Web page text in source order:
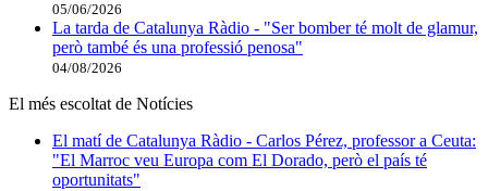
05/06/2026
La tarda de Catalunya Ràdio - "Ser bomber té molt de glamur,
però també és una professió penosa"
04/08/2026
El més escoltat de Notícies
El matí de Catalunya Ràdio - Carlos Pérez, professor a Ceuta:
"El Marroc veu Europa com El Dorado, però el país té
oportunitats"